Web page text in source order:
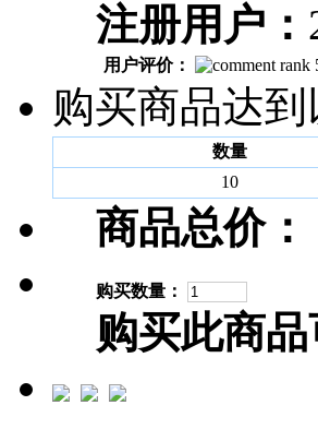
注册用户：
用户评价：
购买商品达
数量
10
商品总价：
购买数量：
购买此商品